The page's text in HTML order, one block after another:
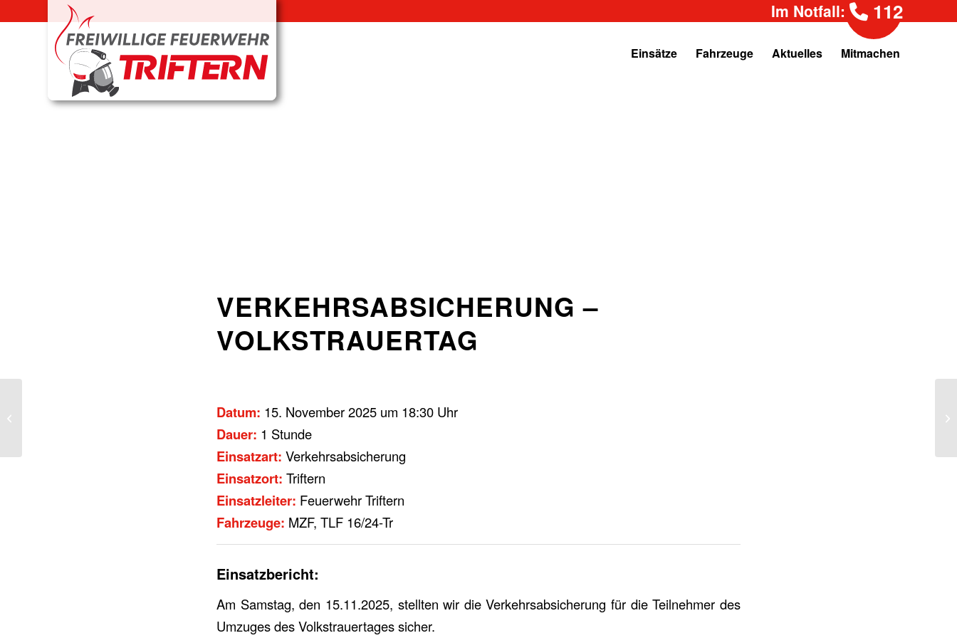
Im Notfall: 112
Einsätze Fahrzeuge Aktuelles Mitmachen
VERKEHRSABSICHERUNG –
VOLKSTRAUERTAG
Datum: 15. November 2025 um 18:30 Uhr
Dauer: 1 Stunde
Einsatzart: Verkehrsabsicherung
Einsatzort: Triftern
Einsatzleiter: Feuerwehr Triftern
Fahrzeuge: MZF, TLF 16/24-Tr
Einsatzbericht:
Am Samstag, den 15.11.2025, stellten wir die Verkehrsabsicherung für die Teilnehmer des
Umzuges des Volkstrauertages sicher.